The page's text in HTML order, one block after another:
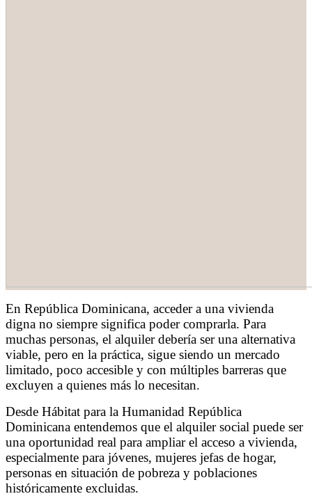
En República Dominicana, acceder a una vivienda
digna no siempre significa poder comprarla. Para
muchas personas, el alquiler debería ser una alternativa
viable, pero en la práctica, sigue siendo un mercado
limitado, poco accesible y con múltiples barreras que
excluyen a quienes más lo necesitan.
Desde Hábitat para la Humanidad República
Dominicana entendemos que el alquiler social puede ser
una oportunidad real para ampliar el acceso a vivienda,
especialmente para jóvenes, mujeres jefas de hogar,
personas en situación de pobreza y poblaciones
históricamente excluidas.